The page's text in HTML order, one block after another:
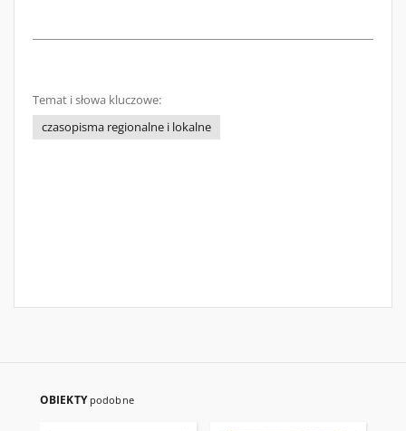
Temat i słowa kluczowe:
czasopisma regionalne i lokalne
OBIEKTY podobne